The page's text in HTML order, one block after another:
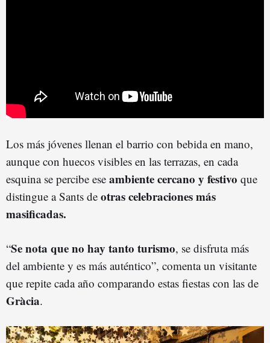
Los más jóvenes llenan el barrio con bebida en mano,
aunque con huecos visibles en las terrazas, en cada
esquina se percibe ese ambiente cercano y festivo que
distingue a Sants de otras celebraciones más
masificadas.
“Se nota que no hay tanto turismo, se disfruta más
del ambiente y es más auténtico”, comenta un visitante
que repite cada año comparando estas fiestas con las de
Gràcia.